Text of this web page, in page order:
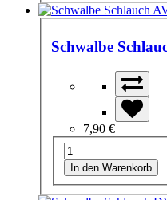
Schwalbe
7,90 €